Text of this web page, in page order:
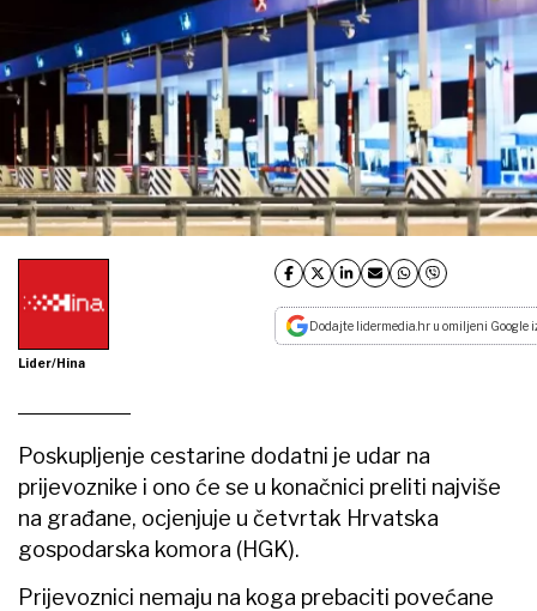
Lider/Hina
Dodajte lidermedia.hr u omiljeni Google
Poskupljenje cestarine dodatni je udar na
prijevoznike i ono će se u konačnici preliti najviše
na građane, ocjenjuje u četvrtak Hrvatska
gospodarska komora (HGK).
Prijevoznici nemaju na koga prebaciti povećane